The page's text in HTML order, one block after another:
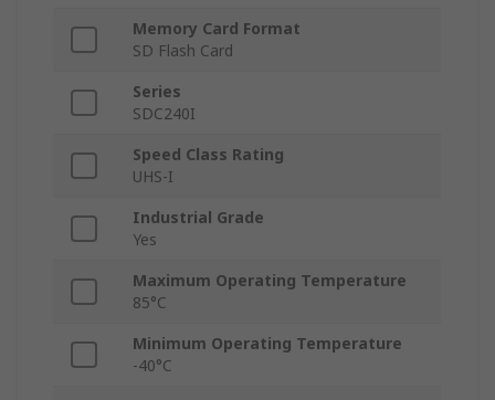
Memory Card Format
SD Flash Card
Series
SDC240I
Speed Class Rating
UHS-I
Industrial Grade
Yes
Maximum Operating Temperature
85°C
Minimum Operating Temperature
-40°C